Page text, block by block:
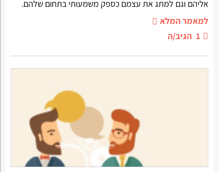
אליהם וגם למתג את עצמם כספק משמעותי בתחום שלהם.
למאמר המלא
1 הגיב/ה